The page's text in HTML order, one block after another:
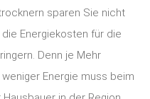
sparen Sie nicht
Energiekosten für die
Denn je Mehr
Energie muss beim